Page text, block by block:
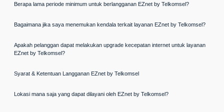
Berapa lama periode minimum untuk berlangganan EZnet by Telkomsel?
Bagaimana jika saya menemukan kendala terkait layanan EZnet by Telkomsel?
Apakah pelanggan dapat melakukan upgrade kecepatan internet untuk layanan
EZnet by Telkomsel?
Syarat & Ketentuan Langganan EZnet by Telkomsel
Lokasi mana saja yang dapat dilayani oleh EZnet by Telkomsel?